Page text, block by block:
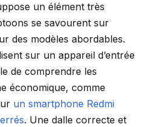
un élément très
se savourent sur
des modèles abordables.
sur un appareil d’entrée
de comprendre les
économique, comme
un smartphone Redmi
. Une dalle correcte et